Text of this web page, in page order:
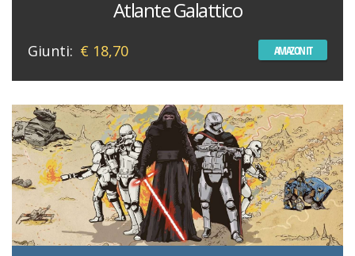
Atlante Galattico
Giunti: € 18,70 AMAZON IT